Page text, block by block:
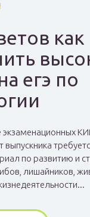
как
егэ по
выпускника
по развитию и
лишайников,